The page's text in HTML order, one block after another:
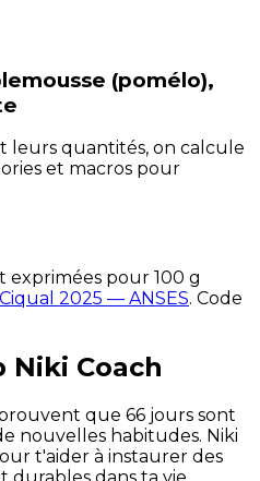
(pomélo),
leurs quantités, on calcule
et macros pour
exprimées pour 100 g
2025 — ANSES. Code
Niki Coach
que 66 jours sont
nouvelles habitudes. Niki
t'aider à instaurer des